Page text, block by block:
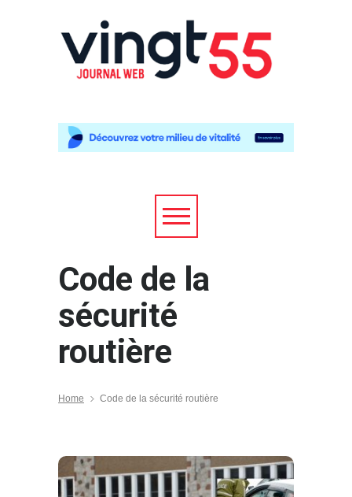
Code de la
sécurité
routière
Home Code de la sécurité routière